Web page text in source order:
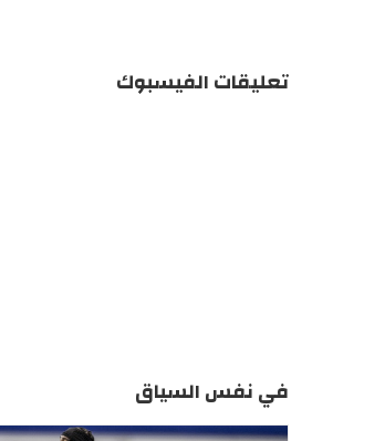
تعليقات الفيسبوك
في نفس السياق